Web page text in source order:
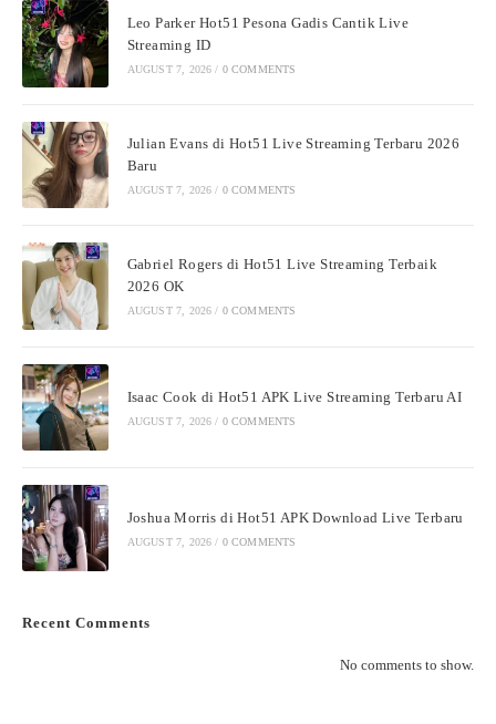
Leo Parker Hot51 Pesona Gadis Cantik Live
Streaming ID
AUGUST 7, 2026 / 0 COMMENTS
Julian Evans di Hot51 Live Streaming Terbaru 2026
Baru
AUGUST 7, 2026 / 0 COMMENTS
Gabriel Rogers di Hot51 Live Streaming Terbaik
2026 OK
AUGUST 7, 2026 / 0 COMMENTS
Isaac Cook di Hot51 APK Live Streaming Terbaru AI
AUGUST 7, 2026 / 0 COMMENTS
Joshua Morris di Hot51 APK Download Live Terbaru
AUGUST 7, 2026 / 0 COMMENTS
Recent Comments
No comments to show.